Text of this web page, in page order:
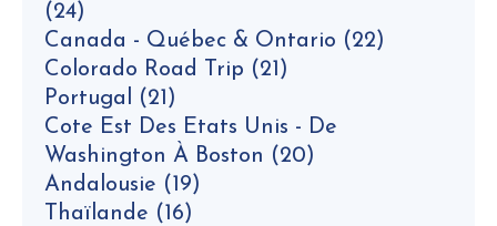
(24)
Canada - Québec & Ontario (22)
Colorado Road Trip (21)
Portugal (21)
Cote Est Des Etats Unis - De
Washington À Boston (20)
Andalousie (19)
Thaïlande (16)